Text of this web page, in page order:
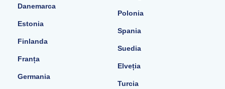
Danemarca
Estonia
Finlanda
Franța
Germania
Polonia
Spania
Suedia
Elveția
Turcia